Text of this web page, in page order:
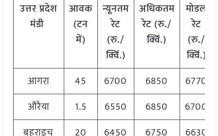
उत्तर प्रदेश
मंडी
आवक
(टन
में)
न्यूनतम
रेट
(रु./
क्विं.)
अधिकतम
रेट (रु./
क्विं.)
मोडल
रेट
(रु./
क्विं.)
आगरा
45 6700 6850
6770
औरैया
1.5 6550 6850
6700